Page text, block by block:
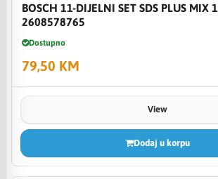
BOSCH 11-DIJELNI SET SDS PLUS MIX
2608578765
Dostupno
79,50 KM
View
Dodaj u korpu